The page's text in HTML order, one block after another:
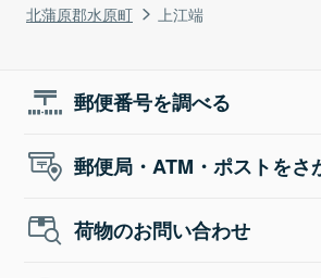
北蒲原郡水原町
上江端
郵便番号を調べる
郵便局・ATM・ポストをさ
荷物のお問い合わせ